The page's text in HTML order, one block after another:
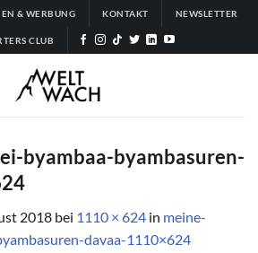
& WERBUNG KONTAKT NEWSLETTER
CLUB
byambaa-byambasuren-
2018 bei 1110 × 624 in meine-
davaa-1110×624